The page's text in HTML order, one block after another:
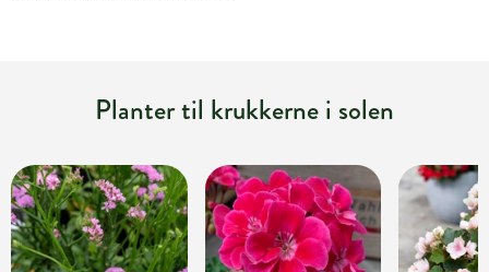
Planter til krukkerne i solen